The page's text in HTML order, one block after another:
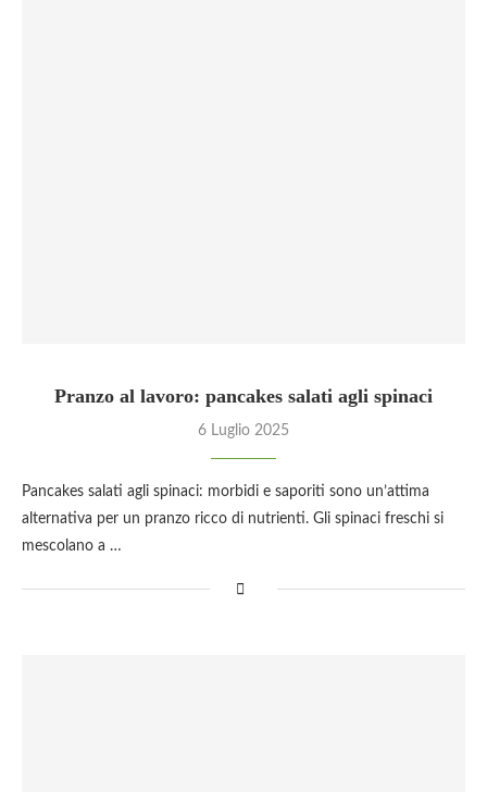
Pranzo al lavoro: pancakes salati agli spinaci
6 Luglio 2025
Pancakes salati agli spinaci: morbidi e saporiti sono un’attima
alternativa per un pranzo ricco di nutrienti. Gli spinaci freschi si
mescolano a …